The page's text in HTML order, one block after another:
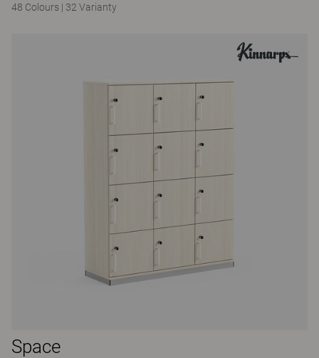
48 Colours | 32 Varianty
Space